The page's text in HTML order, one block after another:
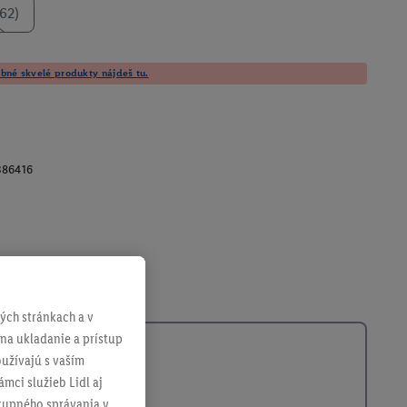
skvelé produkty nájdeš tu.
stránkach a v
ukladanie a prístup
s vaším
služieb Lidl aj
správania v